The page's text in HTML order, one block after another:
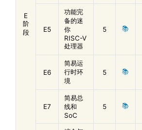
E
阶
段
E5
功能完
备的迷
你
RISC-V
处理器
5 📚
E6
简易运
行时环
境
5 📚
E7
简易总
线和
SoC
5 📚